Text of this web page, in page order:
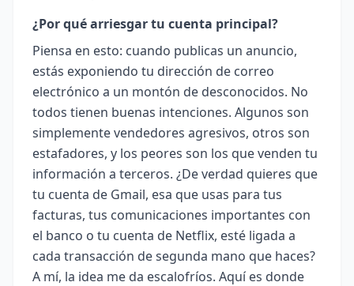
¿Por qué arriesgar tu cuenta principal?
Piensa en esto: cuando publicas un anuncio,
estás exponiendo tu dirección de correo
electrónico a un montón de desconocidos. No
todos tienen buenas intenciones. Algunos son
simplemente vendedores agresivos, otros son
estafadores, y los peores son los que venden tu
información a terceros. ¿De verdad quieres que
tu cuenta de Gmail, esa que usas para tus
facturas, tus comunicaciones importantes con
el banco o tu cuenta de Netflix, esté ligada a
cada transacción de segunda mano que haces?
A mí, la idea me da escalofríos. Aquí es donde